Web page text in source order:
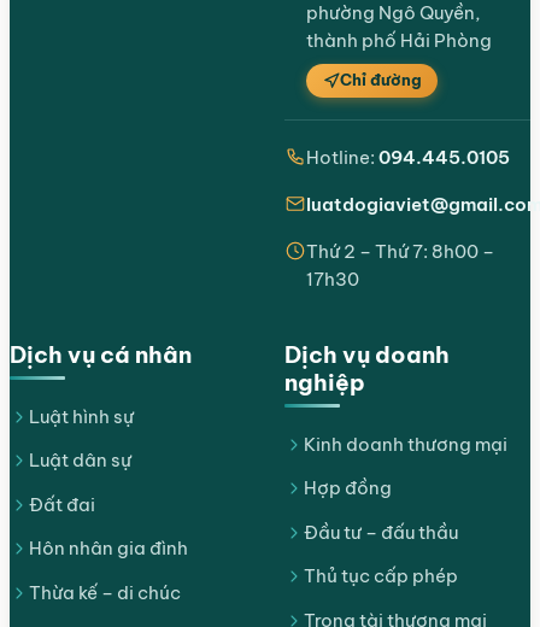
Dịch vụ cá nhân
Luật hình sự
Luật dân sự
Đất đai
Hôn nhân gia đình
Thừa kế – di chúc
Dịch vụ doanh
nghiệp
Kinh doanh thương mại
Hợp đồng
Đầu tư – đấu thầu
Thủ tục cấp phép
Trọng tài thương mại
phường Ngô Quyền,
thành phố Hải Phòng
Chỉ đường
Hotline: 094.445.0105
Thứ 2 – Thứ 7: 8h00 –
17h30